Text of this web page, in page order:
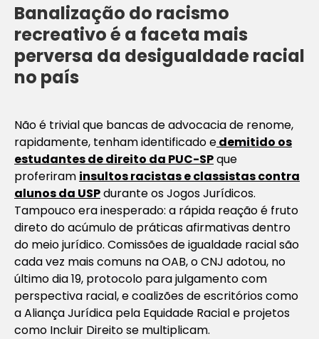
Banalização do racismo
recreativo é a faceta mais
perversa da desigualdade racial
no país
Não é trivial que bancas de advocacia de renome,
rapidamente, tenham identificado edemitido os
estudantes de direito da PUC-SPque
proferiram insultos racistas e classistas contra
alunos da USPdurante os Jogos Jurídicos.
Tampouco era inesperado: a rápida reação é fruto
direto do acúmulo de práticas afirmativas dentro
do meio jurídico. Comissões de igualdade racial são
cada vez mais comuns na OAB, o CNJ adotou, no
último dia 19, protocolo para julgamento com
perspectiva racial, e coalizões de escritórios como
a Aliança Jurídica pela Equidade Racial e projetos
como Incluir Direito se multiplicam.